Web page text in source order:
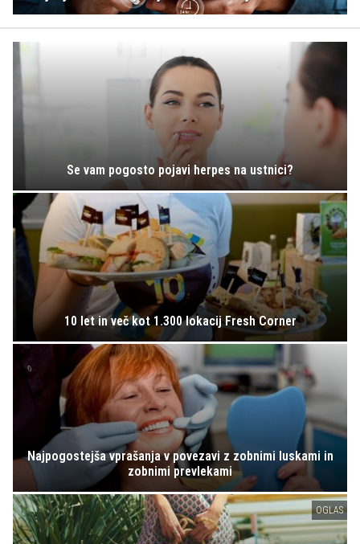
Se vam pogosto pojavi herpes na ustnici?
10 let in več kot 1.300 lokacij Fresh Corner
Najpogostejša vprašanja v povezavi z zobnimi luskami in
zobnimi prevlekami
OGLAS